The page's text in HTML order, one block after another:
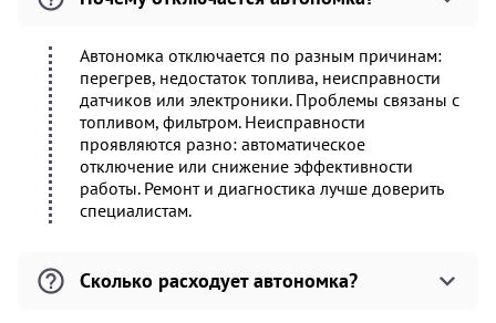
Автономка отключается по разным причинам:
перегрев, недостаток топлива, неисправности
датчиков или электроники. Проблемы связаны с
топливом, фильтром. Неисправности
проявляются разно: автоматическое
отключение или снижение эффективности
работы. Ремонт и диагностика лучше доверить
специалистам.
Сколько расходует автономка?